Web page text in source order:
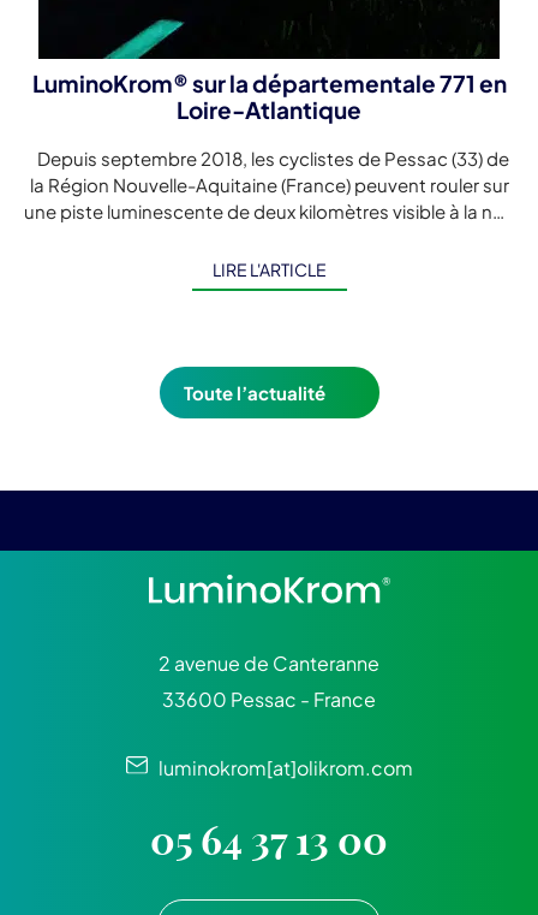
LuminoKrom® sur la départementale 771 en
Loire-Atlantique
Depuis septembre 2018, les cyclistes de Pessac (33) de
la Région Nouvelle-Aquitaine (France) peuvent rouler sur
une piste luminescente de deux kilomètres visible à la nuit
LIRE L'ARTICLE
Toute l’actualité
2 avenue de Canteranne
33600 Pessac - France
luminokrom[at]olikrom.com
05 64 37 13 00